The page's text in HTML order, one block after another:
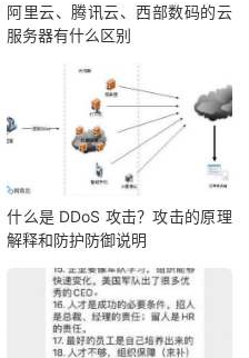
阿里云、腾讯云、西部数码的云
服务器有什么区别
什么是 DDoS 攻击？攻击的原理
解释和防护防御说明